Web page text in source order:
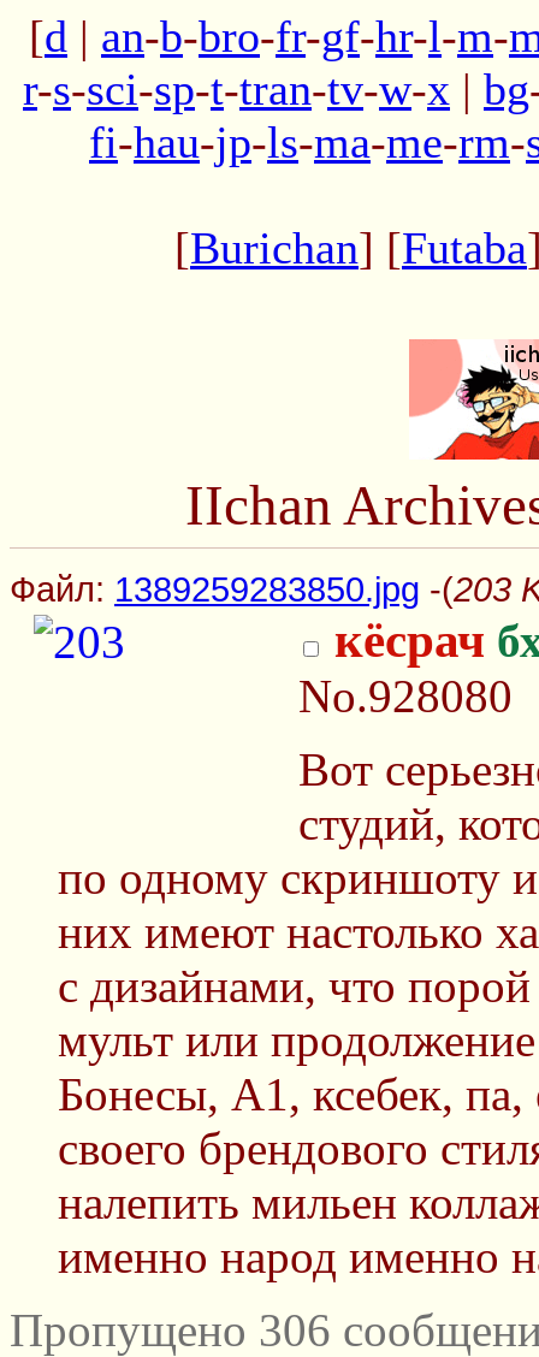
[d | an-b-bro-fr-gf-hr-l-m-
r-s-sci-sp-t-tran-tv-w-x | bg
fi-hau-jp-ls-ma-me-rm-
[Burichan] [Futaba
IIchan
Файл: 1389259283850.jpg -(203
кёсрач
No.928080
Вот
студий,
по одному скриншоту
них имеют настолько
с дизайнами, что
мульт или
Бонесы, А1, ксебек,
своего брендового
налепить мильен
именно народ именно
Пропущено 306